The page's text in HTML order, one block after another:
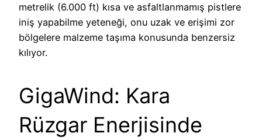
metrelik (6.000 ft) kısa ve asfaltlanmamış pistlere
iniş yapabilme yeteneği, onu uzak ve erişimi zor
bölgelere malzeme taşıma konusunda benzersiz
kılıyor.
GigaWind: Kara
Rüzgar Enerjisinde